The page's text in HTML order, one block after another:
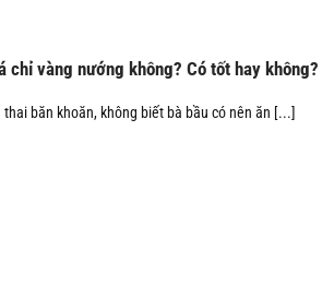
chỉ vàng nướng không? Có tốt hay không?
băn khoăn, không biết bà bầu có nên ăn [...]